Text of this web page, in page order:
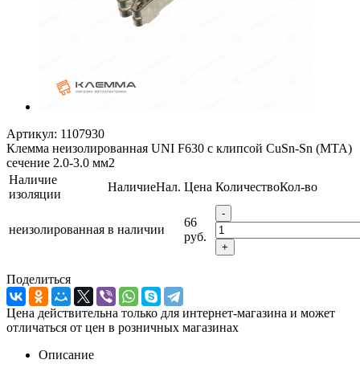
Артикул: 1107930
Клемма неизолированная UNI F630 с клипсой CuSn-Sn (MTA)
сечение 2.0-3.0 мм2
Наличие
изоляции
НаличиеНал. Цена КоличествоКол-во
неизолированная в наличии
66
руб.
-
+
Поделиться
Цена действительна только для интернет-магазина и может
отличаться от цен в розничных магазинах
Описание